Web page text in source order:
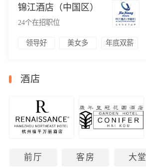
锦江酒店（中国区）
24个在招职位
领导好 美女多 年底双薪
酒店
前厅 客房 大堂